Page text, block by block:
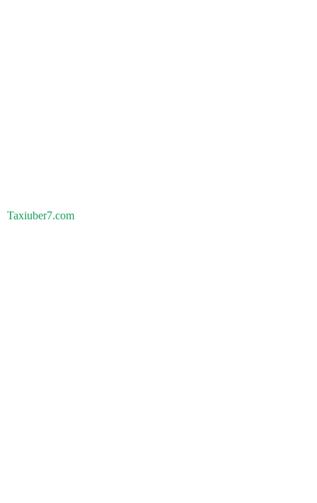
Taxiuber7.com